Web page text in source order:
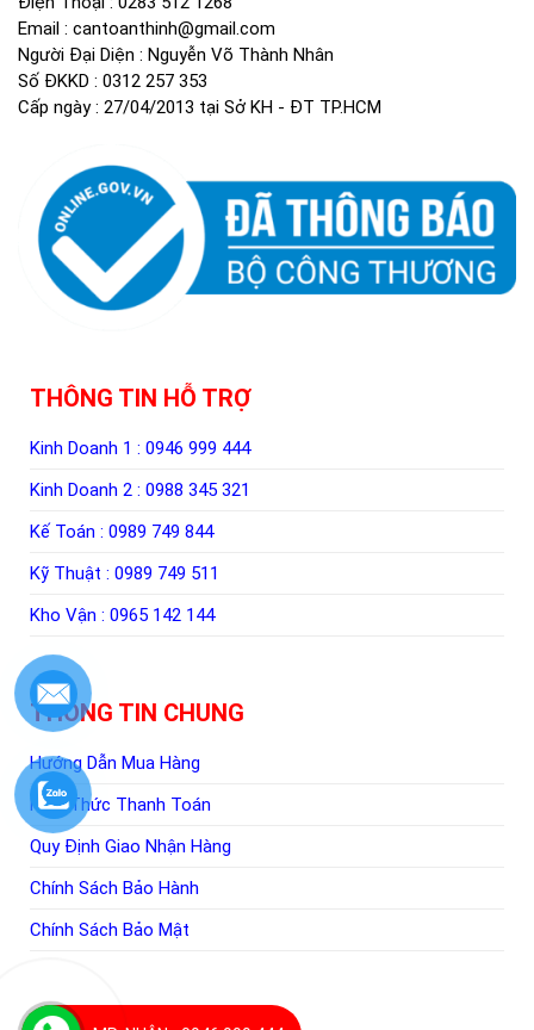
Email : cantoanthinh@gmail.com
Người Đại Diện : Nguyễn Võ Thành Nhân
Số ĐKKD : 0312 257 353
Cấp ngày : 27/04/2013 tại Sở KH - ĐT TP.HCM
THÔNG TIN HỖ TRỢ
Kinh Doanh 1 : 0946 999 444
Kinh Doanh 2 : 0988 345 321
Kế Toán : 0989 749 844
Kỹ Thuật : 0989 749 511
Kho Vận : 0965 142 144
THÔNG TIN CHUNG
Hướng Dẫn Mua Hàng
Hình Thức Thanh Toán
Quy Định Giao Nhận Hàng
Chính Sách Bảo Hành
Chính Sách Bảo Mật